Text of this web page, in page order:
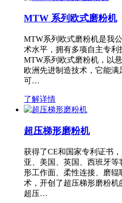
MTW 系列欧式磨粉机
MTW系列欧式磨粉机是我
术水平，拥有多项自主专
MTW系列欧式磨粉机，以
欧洲先进制造技术，它能
可…
了解详情
超压梯形磨粉机
获得了CE和国家专利证书
亚、美国、英国、西班牙
形工作面、柔性连接、磨
术，开创了超压梯形磨粉机
超压…